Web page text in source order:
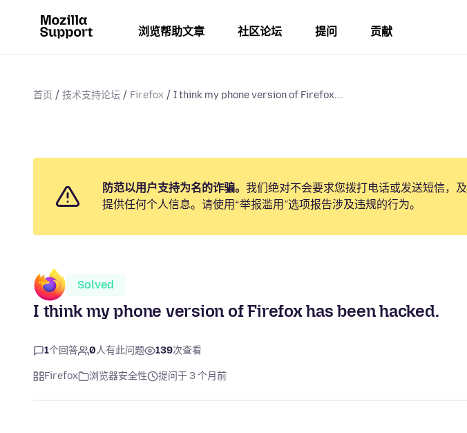
浏览帮助文章 社区论坛 提问 贡献
首页 技术支持论坛 Firefox I think my phone version of Firefox...
防范以用户支持为名的诈骗。 我们绝对不会要求您拨打电话或发送短信，及
提供任何个人信息。请使用“举报滥用”选项报告涉及违规的行为。
Solved
I think my phone version of Firefox has been hacked.
1个回答 0人有此问题 139次查看
Firefox 浏览器安全性 提问于 3 个月前